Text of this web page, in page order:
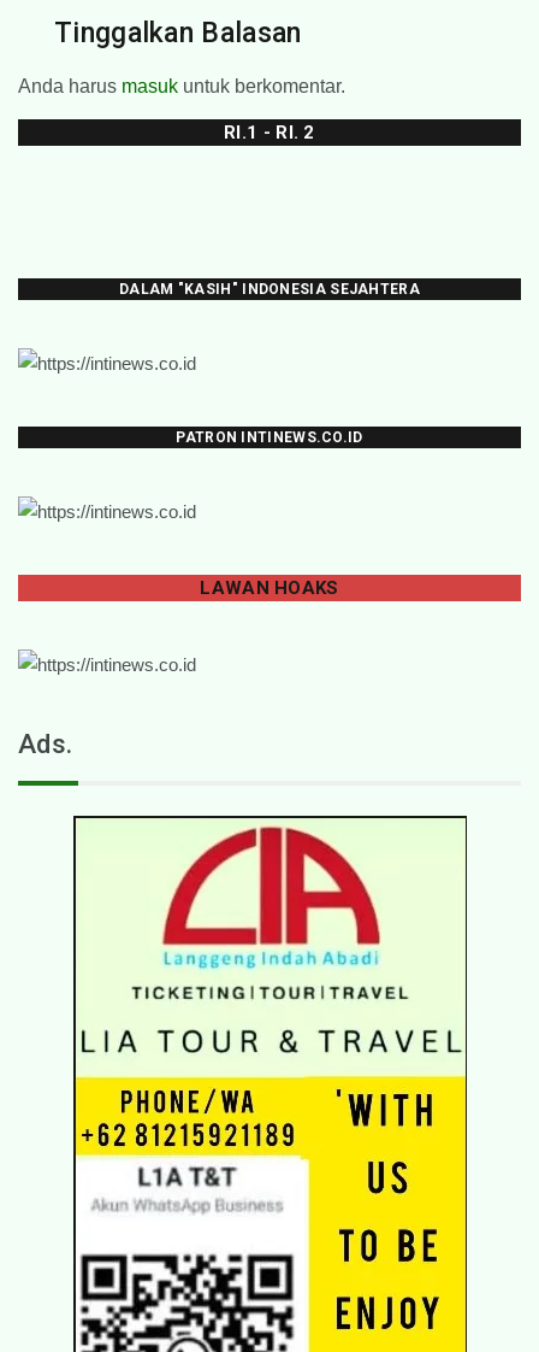
Tinggalkan Balasan
Anda harus masuk untuk berkomentar.
RI.1 - RI. 2
DALAM "KASIH" INDONESIA SEJAHTERA
PATRON INTINEWS.CO.ID
LAWAN HOAKS
Ads.